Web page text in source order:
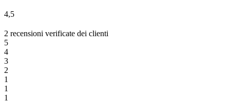
4,5
2 recensioni verificate dei clienti
5
4
3
2
1
1
1